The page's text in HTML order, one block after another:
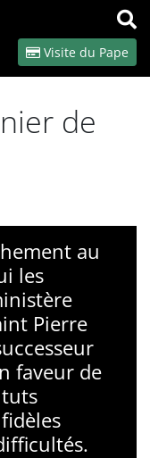
OK
Visite du Pape
de
au
les
Pierre
faveur de